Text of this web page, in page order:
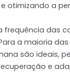
otimizando a
frequência das
a maioria
são ideais,
e